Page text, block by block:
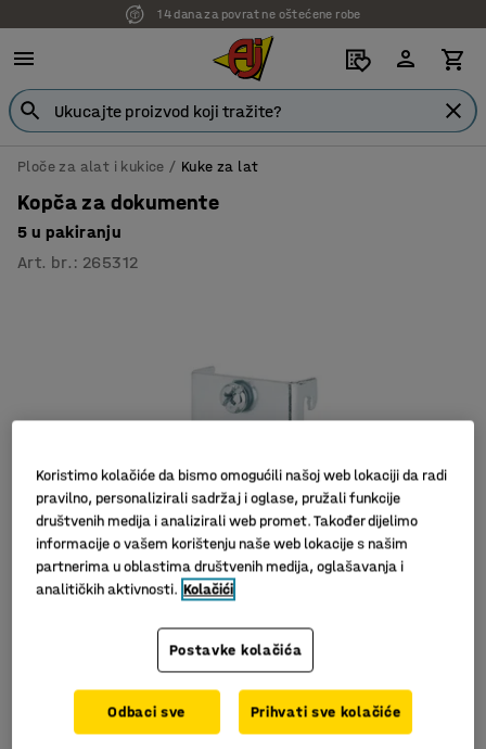
14 dana za povrat ne oštećene robe
Ploče za alat i kukice Kuke za lat
Kopča za dokumente
5 u pakiranju
Art. br. : 265312
Koristimo kolačiće da bismo omogućili našoj web lokaciji da radi
pravilno, personalizirali sadržaj i oglase, pružali funkcije
društvenih medija i analizirali web promet. Također dijelimo
informacije o vašem korištenju naše web lokacije s našim
partnerima u oblastima društvenih medija, oglašavanja i
analitičkih aktivnosti. Kolačići
Postavke kolačića
Odbaci sve Prihvati sve kolačiće